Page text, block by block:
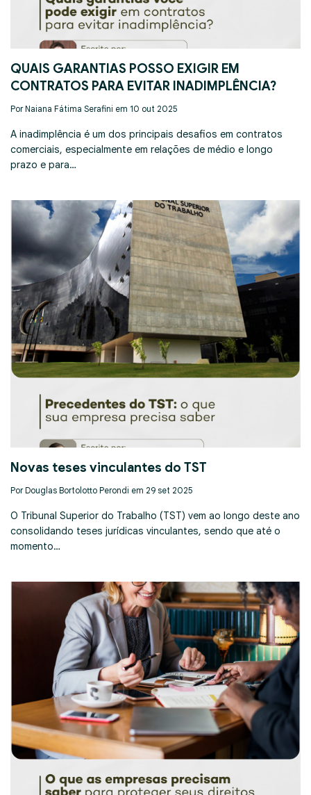
QUAIS GARANTIAS POSSO EXIGIR EM
CONTRATOS PARA EVITAR INADIMPLÊNCIA?
Por Naiana Fátima Serafini em 10 out 2025
A inadimplência é um dos principais desafios em contratos
comerciais, especialmente em relações de médio e longo
prazo e para…
Novas teses vinculantes do TST
Por Douglas Bortolotto Perondi em 29 set 2025
O Tribunal Superior do Trabalho (TST) vem ao longo deste ano
consolidando teses jurídicas vinculantes, sendo que até o
momento…